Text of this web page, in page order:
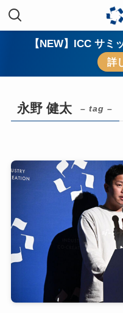
【NEW】ICC サミ
詳
永野 健太 – tag –